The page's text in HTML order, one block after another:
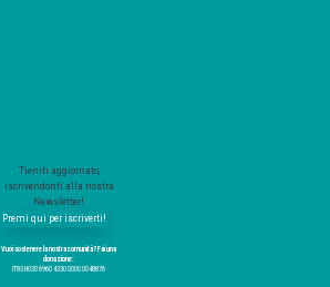
Tieniti aggiornato,
iscrivendonti alla nostra
Newsletter!
Premi qui per iscriverti!
Vuoi sostenere la nostra comunità? Fai una
donazione:
IT83 H030 6960 4330 0000 0048876